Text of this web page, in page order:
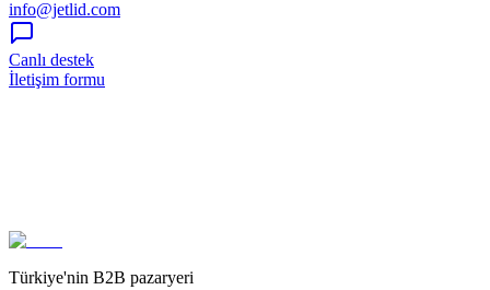
info@jetlid.com
Canlı destek
İletişim formu
Türkiye'nin B2B pazaryeri